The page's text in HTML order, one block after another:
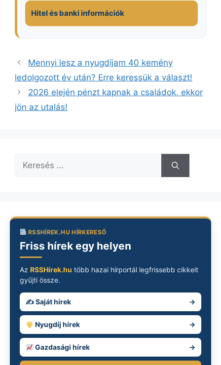
Hitel és banki információk
Mennyi lesz a nyugdíjam 40 kemény
ledolgozott év után? Erre keressük a választ!
2026 elején pénzt kapnak a családok, ekkor
jön az utalás!
Keresés:
RSSHÍREK.HU HÍRKERESŐ
Friss hírek egy helyen
Az RSSHírek.hu több hazai hírportál legfrissebb cikkeit
gyűjti össze.
✍️ Saját hírek →
Nyugdíj hírek →
Gazdasági hírek →